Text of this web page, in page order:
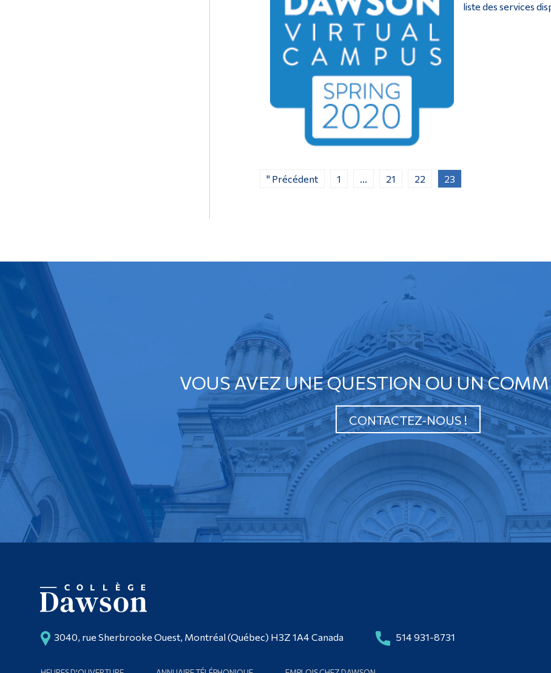
liste des services
" Précédent 1 ... 21 22 23
VOUS AVEZ UNE QUESTION OU UN
CONTACTEZ-NOUS !
3040, rue Sherbrooke Ouest, Montréal (Québec) H3Z 1A4 Canada 514 931-8731